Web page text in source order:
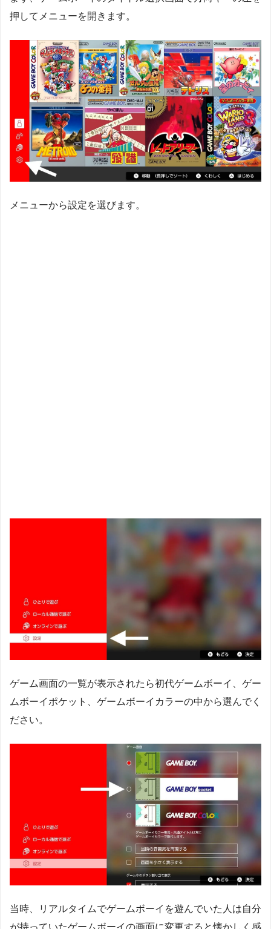
押してメニューを開きます。
メニューから設定を選びます。
ゲーム画面の一覧が表示されたら初代ゲームボーイ、ゲー
ムボーイポケット、ゲームボーイカラーの中から選んでく
ださい。
当時、リアルタイムでゲームボーイを遊んでいた人は自分
が持っていたゲームボーイの画面に変更すると懐かしく感